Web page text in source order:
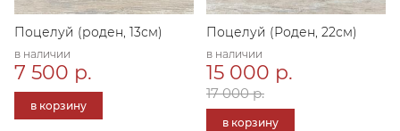
Поцелуй (роден, 13см)
в наличии
7 500 р.
в корзину
Поцелуй (Роден, 22см)
в наличии
15 000 р.
17 000 р.
в корзину